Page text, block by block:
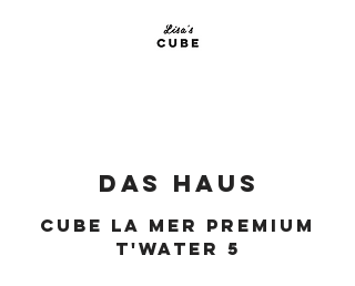
DAS HAUS
Cube la Mer Premium
t'water 5